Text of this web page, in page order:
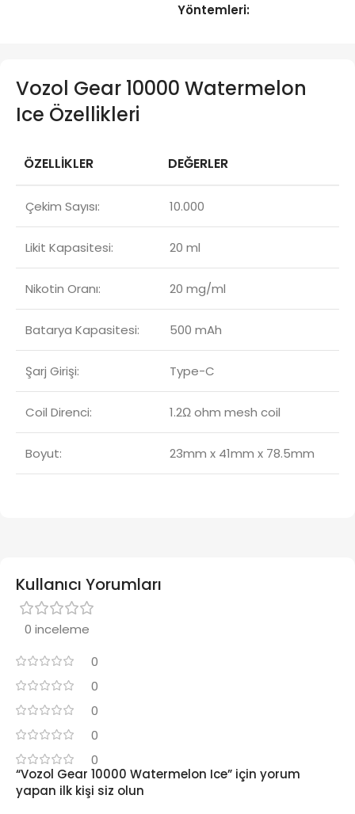
Yöntemleri:
Vozol Gear 10000 Watermelon
Ice Özellikleri
ÖZELLİKLER DEĞERLER
Çekim Sayısı: 10.000
Likit Kapasitesi: 20 ml
Nikotin Oranı: 20 mg/ml
Batarya Kapasitesi: 500 mAh
Şarj Girişi: Type-C
Coil Direnci: 1.2Ω ohm mesh coil
Boyut: 23mm x 41mm x 78.5mm
Kullanıcı Yorumları
0 inceleme
0
0
0
0
0
“Vozol Gear 10000 Watermelon Ice” için yorum
yapan ilk kişi siz olun